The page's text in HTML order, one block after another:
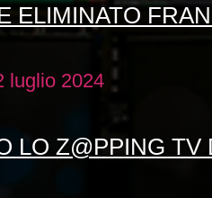
ELIMINATO
luglio 2024
LO Z@PPING TV